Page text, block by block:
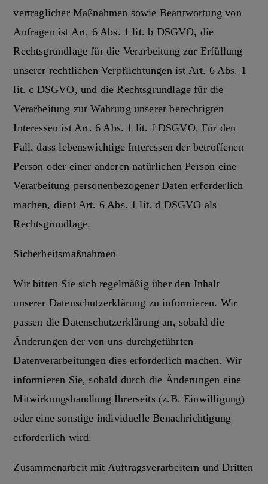
vertraglicher Maßnahmen sowie Beantwortung von
Anfragen ist Art. 6 Abs. 1 lit. b DSGVO, die
Rechtsgrundlage für die Verarbeitung zur Erfüllung
unserer rechtlichen Verpflichtungen ist Art. 6 Abs. 1
lit. c DSGVO, und die Rechtsgrundlage für die
Verarbeitung zur Wahrung unserer berechtigten
Interessen ist Art. 6 Abs. 1 lit. f DSGVO. Für den
Fall, dass lebenswichtige Interessen der betroffenen
Person oder einer anderen natürlichen Person eine
Verarbeitung personenbezogener Daten erforderlich
machen, dient Art. 6 Abs. 1 lit. d DSGVO als
Rechtsgrundlage.
Sicherheitsmaßnahmen
Wir bitten Sie sich regelmäßig über den Inhalt
unserer Datenschutzerklärung zu informieren. Wir
passen die Datenschutzerklärung an, sobald die
Änderungen der von uns durchgeführten
Datenverarbeitungen dies erforderlich machen. Wir
informieren Sie, sobald durch die Änderungen eine
Mitwirkungshandlung Ihrerseits (z.B. Einwilligung)
oder eine sonstige individuelle Benachrichtigung
erforderlich wird.
Zusammenarbeit mit Auftragsverarbeitern und Dritten